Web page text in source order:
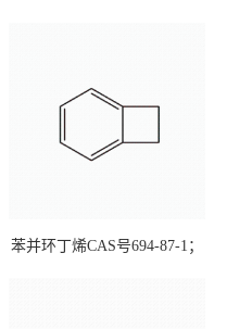
苯并环丁烯CAS号694-87-1；